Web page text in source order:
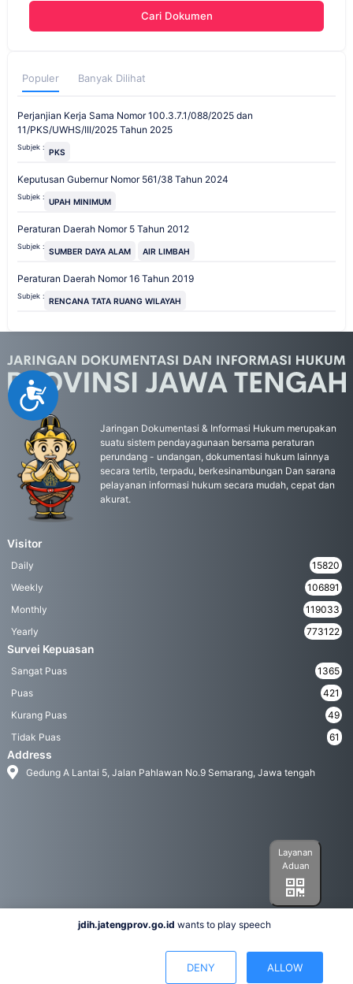
Accessibility
Cari Dokumen
Populer Banyak Dilihat
Perjanjian Kerja Sama Nomor 100.3.7.1/088/2025 dan
11/PKS/UWHS/III/2025 Tahun 2025
Subjek : PKS
Keputusan Gubernur Nomor 561/38 Tahun 2024
Subjek : UPAH MINIMUM
Peraturan Daerah Nomor 5 Tahun 2012
Subjek : SUMBER DAYA ALAM AIR LIMBAH
Peraturan Daerah Nomor 16 Tahun 2019
Subjek : RENCANA TATA RUANG WILAYAH
Jaringan Dokumentasi & Informasi Hukum merupakan
suatu sistem pendayagunaan bersama peraturan
perundang - undangan, dokumentasi hukum lainnya
secara tertib, terpadu, berkesinambungan Dan sarana
pelayanan informasi hukum secara mudah, cepat dan
akurat.
Visitor
Daily
15820
Weekly
106891
Monthly
119033
Yearly
773122
Survei Kepuasan
Sangat Puas
1365
Puas
421
Kurang Puas
49
Tidak Puas
61
Address
Gedung A Lantai 5, Jalan Pahlawan No.9 Semarang, Jawa tengah
Layanan
Aduan
jdih.jatengprov.go.id wants to play speech
DENY ALLOW